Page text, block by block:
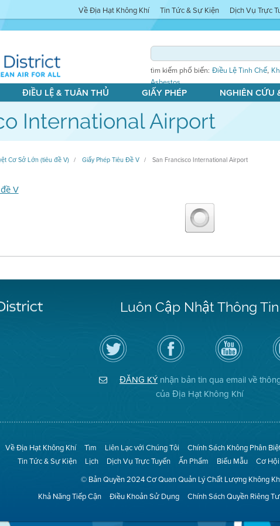
Về Địa Hạt Không Khí Tin Tức & Sự Kiện Dịch Vụ Trực
tìm kiếm phổ biến: Điều Lệ Tinh Chế,
Asbestos
ĐIỀU LỆ & TUÂN THỦ GIẤY PHÉP NGHIÊN CỨU
International Airport
Cơ Sở Lớn (tiêu đề V) Giấy Phép Tiêu Đề V San Francisco International Airport
V
Luôn Cập Nhật Thông Tin
Hãy
theo
dõi
Địa
Không
Truy
cập
Trang
Facebook
Địa
Hạt
Kênh
YouTube
của
Địa
Không
ĐĂNG KÝnhận bản tin qua email về
của Địa Hạt Không Khí
Về Địa Hạt Không Khí Tìm Liên Lạc với Chúng Tôi Chính Sách Không Phân
Tin Tức & Sự Kiện
Lịch Dịch Vụ Trực Tuyến Ấn Phẩm Biểu Mẫu Cơ
© Bản Quyền 2024 Cơ Quan Quản Lý Chất Lượng Không
Khả Năng Tiếp Cận
Điều Khoản Sử Dụng Chính Sách Quyền Riêng Tư